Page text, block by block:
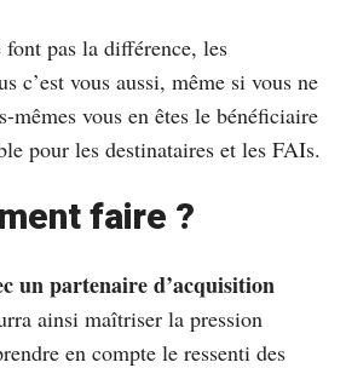
font pas la différence, les
c’est vous aussi, même si vous ne
mêmes vous en êtes le bénéficiaire
pour les destinataires et les FAIs.
faire ?
un partenaire d’acquisition
ainsi maîtriser la pression
en compte le ressenti des